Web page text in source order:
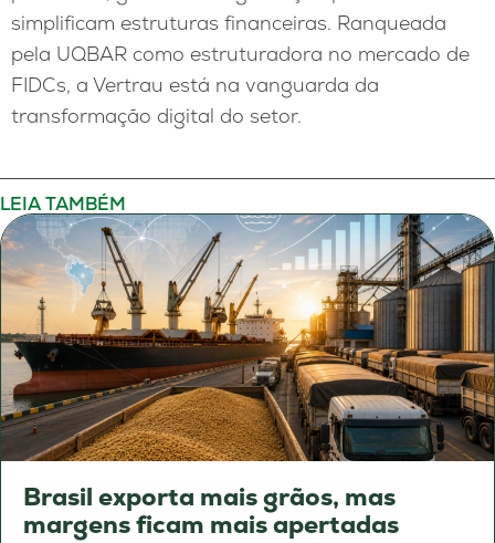
simplificam estruturas financeiras. Ranqueada
pela UQBAR como estruturadora no mercado de
FIDCs, a Vertrau está na vanguarda da
transformação digital do setor.
LEIA TAMBÉM
Brasil exporta mais grãos, mas
margens ficam mais apertadas